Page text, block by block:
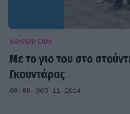
GOSSIP CAM
Με το γιο του στο
Γκουντάρας
00:05 @05-11-2014